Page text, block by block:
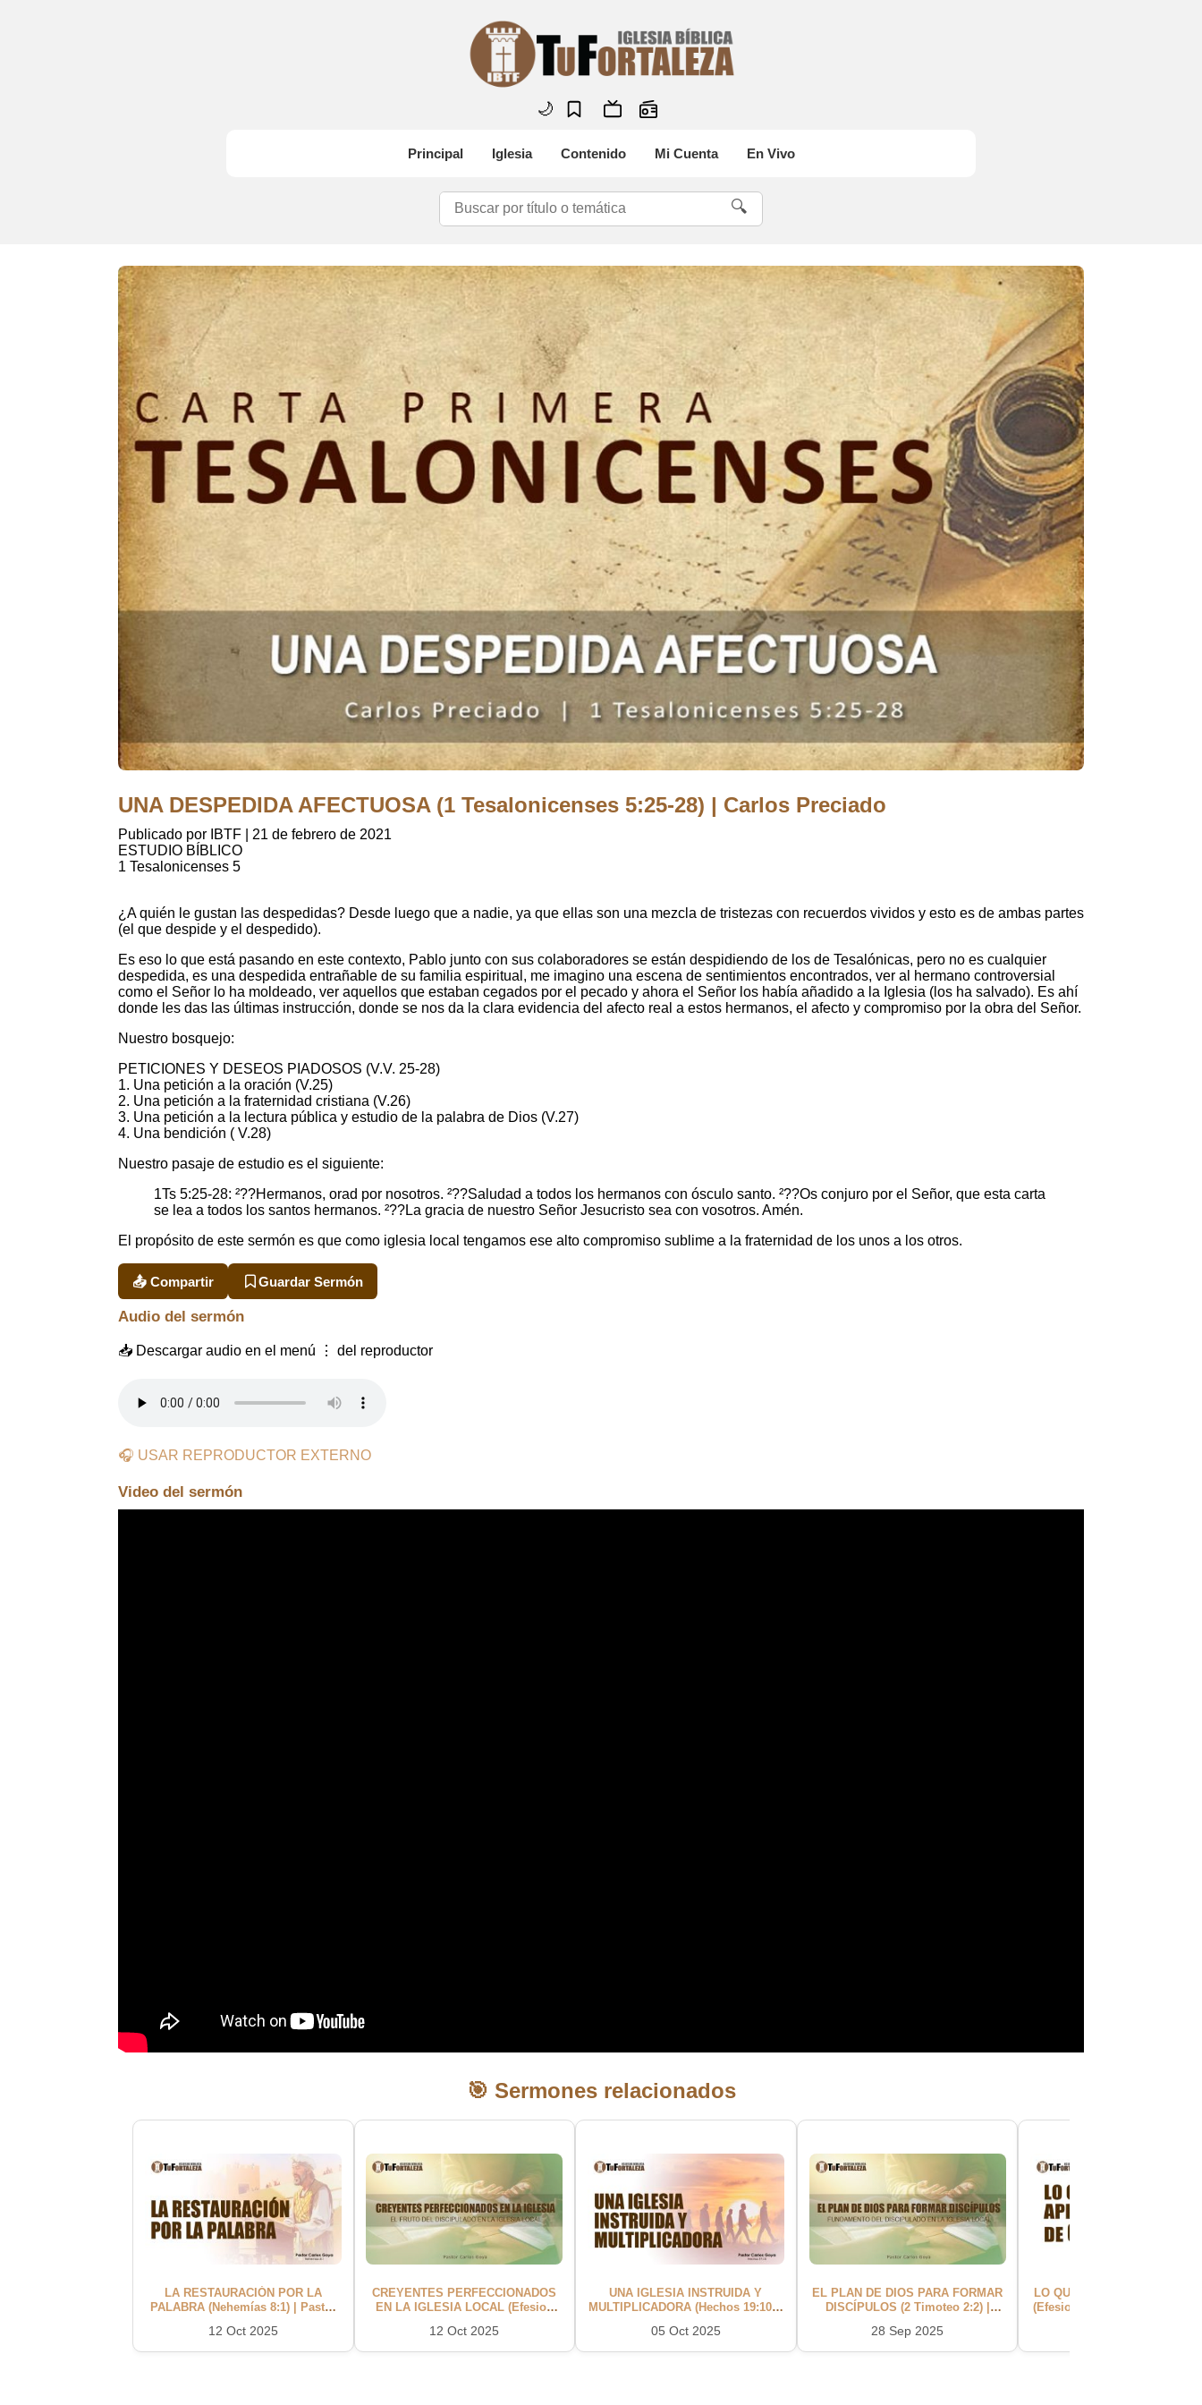
🌙
Principal Iglesia Contenido Mi Cuenta En Vivo
🔍
UNA DESPEDIDA AFECTUOSA (1 Tesalonicenses 5:25-28) | Carlos Preciado
Publicado por IBTF
21 de febrero de 2021
ESTUDIO BÍBLICO
1 Tesalonicenses 5
¿A quién le gustan las despedidas? Desde luego que a nadie, ya que ellas son una mezcla de tristezas con recuerdos vividos y esto es de ambas partes
(el que despide y el despedido).
Es eso lo que está pasando en este contexto, Pablo junto con sus colaboradores se están despidiendo de los de Tesalónicas, pero no es cualquier
despedida, es una despedida entrañable de su familia espiritual, me imagino una escena de sentimientos encontrados, ver al hermano controversial
como el Señor lo ha moldeado, ver aquellos que estaban cegados por el pecado y ahora el Señor los había añadido a la Iglesia (los ha salvado). Es ahí
donde les das las últimas instrucción, donde se nos da la clara evidencia del afecto real a estos hermanos, el afecto y compromiso por la obra del Señor.
Nuestro bosquejo:
PETICIONES Y DESEOS PIADOSOS (V.V. 25-28)
1. Una petición a la oración (V.25)
2. Una petición a la fraternidad cristiana (V.26)
3. Una petición a la lectura pública y estudio de la palabra de Dios (V.27)
4. Una bendición ( V.28)
Nuestro pasaje de estudio es el siguiente:
1Ts 5:25-28: ²??Hermanos, orad por nosotros. ²??Saludad a todos los hermanos con ósculo santo. ²??Os conjuro por el Señor, que esta carta
se lea a todos los santos hermanos. ²??La gracia de nuestro Señor Jesucristo sea con vosotros. Amén.
El propósito de este sermón es que como iglesia local tengamos ese alto compromiso sublime a la fraternidad de los unos a los otros.
📤 Compartir Guardar Sermón
Audio del sermón
📥 Descargar audio en el menú ⋮ del reproductor
🎧 USAR REPRODUCTOR EXTERNO
Video del sermón
🎯 Sermones relacionados
LA RESTAURACIÓN POR LA
PALABRA (Nehemías 8:1) | Pastor
12 Oct 2025
CREYENTES PERFECCIONADOS
EN LA IGLESIA LOCAL (Efesios
12 Oct 2025
UNA IGLESIA INSTRUIDA Y
MULTIPLICADORA (Hechos 19:10) |
05 Oct 2025
EL PLAN DE DIOS PARA FORMAR
DISCÍPULOS (2 Timoteo 2:2) |
28 Sep 2025
LO QUE APRENDISTE DE
(Efesios 4:17) | Pastor Carlos